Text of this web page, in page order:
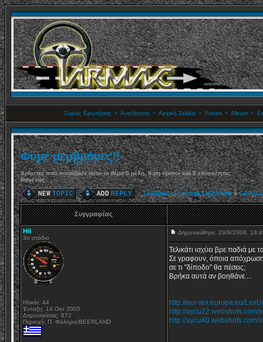
Συχνές Ερωτήσεις • Αναζήτηση • Αρχική Σελίδα• Forum• Album•
Φυμέ μεμβράνες!!
Χρήστες που κοιτάζουν αυτό το θέμα:0 μέλη, 0 μη ορατοί και 0 επισκέπτες
Κανένας
TARMAC Δημόσια Συζήτηση»
Συγγραφέας
Hil
3ο στάδιο
Ηλικία: 44
Ένταξη: 14 Οκτ 2005
Δημοσιεύσεις: 872
Περιοχή: Π. Φάληρο/BEERLAND
Δημοσιεύθηκε: 29/9/2008,
Τελικάτι ισχύει βρε παδιά με
Σε γραφουν, όποια απόχρωση
σε τι "δίποδο" θα πέσεις;
Βρήκα αυτά αν βοηθάνε....
http://eur-lex.europa.eu/
http://
http://